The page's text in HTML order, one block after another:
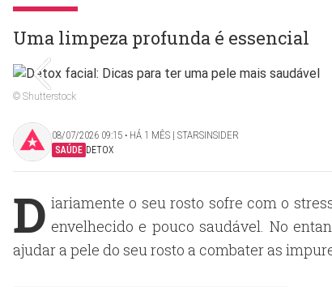
Uma limpeza profunda é essencial
© Shutterstock
08/07/2026 09:15 ‧ HÁ 1 MÊS | STARSINSIDER
SAÚDE DETOX
D iariamente o seu rosto sofre com o
envelhecido e pouco saudável. No
ajudar a pele do seu rosto a combater as